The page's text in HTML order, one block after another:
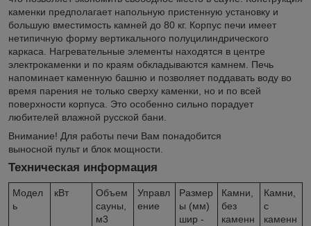
каменки предполагает напольную пристенную установку и
большую вместимость камней до 80 кг. Корпус печи имеет
нетипичную форму вертикального полуцилиндрического
каркаса. Нагревательные элементы находятся в центре
электрокаменки и по краям обкладываются камнем. Печь
напоминает каменную башню и позволяет поддавать воду во
время парения не только сверху каменки, но и по всей
поверхности корпуса. Это особенно сильно порадует
любителей влажной русской бани.
Внимание! Для работы печи Вам понадобится
выносной пульт и блок мощности.
Техническая информация
Модел
ь
кВт
Объем
сауны,
м3
Управл
ение
Размер
ы (мм)
шир -
Камни,
без
каменн
Камни,
с
каменн